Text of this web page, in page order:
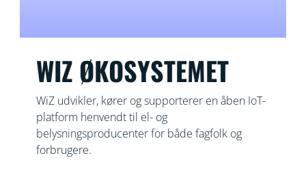
WIZ ØKOSYSTEMET
WiZ udvikler, kører og supporterer en åben IoT-
platform henvendt til el- og
belysningsproducenter for både fagfolk og
forbrugere.